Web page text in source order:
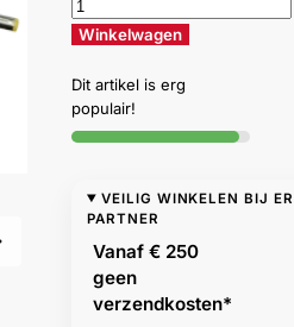
Winkelwagen
Dit artikel is erg
populair!
VEILIG WINKELEN BIJ
PARTNER
Vanaf € 250
geen
verzendkosten*